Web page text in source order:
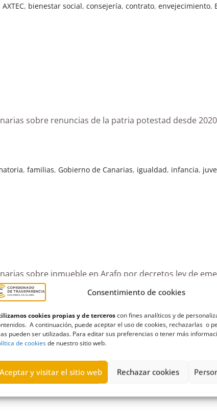
Consentimiento de cookies
cookies propias y de terceroscon fines analíticos y de
A continuación, puede aceptar el uso de cookies, rechazarlas o
pueden ser utilizadas. Para editar sus preferencias o tener más
de cookiesde nuestro sitio web.
Aceptar y visitar el sitio web Rechazar cookies
AXTEC, bienestar social,consejería,contrato,envejecimiento,
sobre renuncias de la patria potestad desde
,familias, Gobierno de Canarias, igualdad, infancia,
sobre inmueble en Arafo por decretos ley de
,Estimatoria,familias,Gobierno de Canarias,